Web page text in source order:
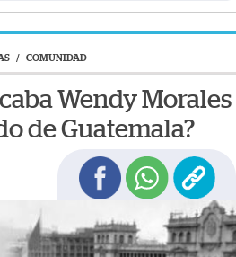
/ COMUNIDAD
Wendy Morales
de Guatemala?